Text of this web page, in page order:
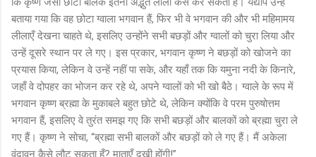
बताया गया कि वह छोटा ग्वाला भगवान हैं, फिर भी वे भगवान की और भी महिमामय
लीलाएँ देखना चाहते थे, इसलिए उन्होंने सभी बछड़ों और ग्वालों को चुरा लिया और
उन्हें दूसरे स्थान पर ले गए। इस प्रकार, भगवान कृष्ण ने बछड़ों को खोजने का
प्रयास किया, लेकिन वे उन्हें नहीं पा सके, और यहाँ तक कि यमुना नदी के किनारे,
जहाँ वे दोपहर का भोजन कर रहे थे, अपने ग्वालों को भी खो बैठे। ग्वाले के रूप में
भगवान कृष्ण ब्रह्मा के मुकाबले बहुत छोटे थे, लेकिन क्योंकि वे परम पुरुषोत्तम
भगवान हैं, इसलिए वे तुरंत समझ गए कि सभी बछड़ों और बालकों को ब्रह्मा चुरा ले
गए हैं। कृष्ण ने सोचा, “ब्रह्मा सभी बालकों और बछड़ों को ले गए हैं। मैं अकेला
वृंदावन कैसे लौट सकता हूँ? माताएँ दुखी होंगी!”